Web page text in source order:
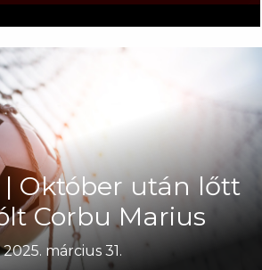
Október után lőtt
Corbu Marius
2025. március 31.